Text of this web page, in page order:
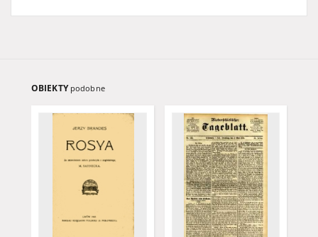
OBIEKTY podobne